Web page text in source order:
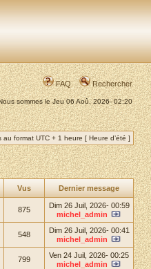
FAQ Rechercher
sommes le Jeu 06 Aoû, 2026- 02:20
au format UTC + 1 heure [ Heure d’été ]
Vus Dernier message
875
Dim 26 Juil, 2026- 00:59
michel_admin
548
Dim 26 Juil, 2026- 00:41
michel_admin
799
Ven 24 Juil, 2026- 00:25
michel_admin